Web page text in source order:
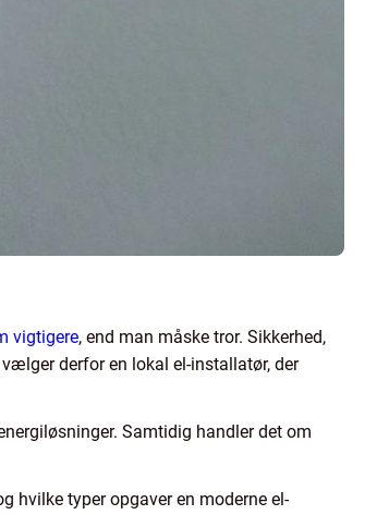
vigtigere, end man måske tror. Sikkerhed,
derfor en lokal el-installatør, der
Samtidig handler det om
hvilke typer opgaver en moderne el-